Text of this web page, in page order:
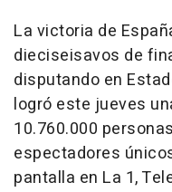
La victoria de
dieciseisavos de
disputando en
logró este jueves
10.760.000
espectadores
pantalla en La 1,